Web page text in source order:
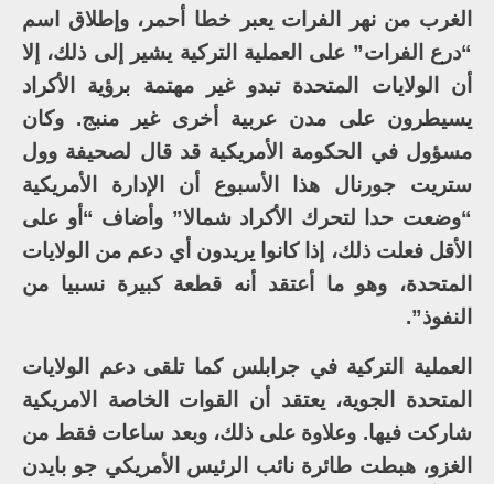
الغرب من نهر الفرات يعبر خطا أحمر، وإطلاق اسم
“درع الفرات” على العملية التركية يشير إلى ذلك، إلا
أن الولايات المتحدة تبدو غير مهتمة برؤية الأكراد
يسيطرون على مدن عربية أخرى غير منبج. وكان
مسؤول في الحكومة الأمريكية قد قال لصحيفة وول
ستريت جورنال هذا الأسبوع أن الإدارة الأمريكية
“وضعت حدا لتحرك الأكراد شمالا” وأضاف “أو على
الأقل فعلت ذلك، إذا كانوا يريدون أي دعم من الولايات
المتحدة، وهو ما أعتقد أنه قطعة كبيرة نسبيا من
النفوذ”.
العملية التركية في جرابلس كما تلقى دعم الولايات
المتحدة الجوية، يعتقد أن القوات الخاصة الامريكية
شاركت فيها. وعلاوة على ذلك، وبعد ساعات فقط من
الغزو، هبطت طائرة نائب الرئيس الأمريكي جو بايدن